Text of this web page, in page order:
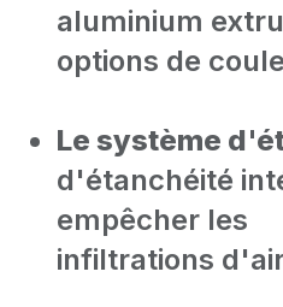
aluminium
options de
Le système
d'étanchéité
empêcher les
infiltrations